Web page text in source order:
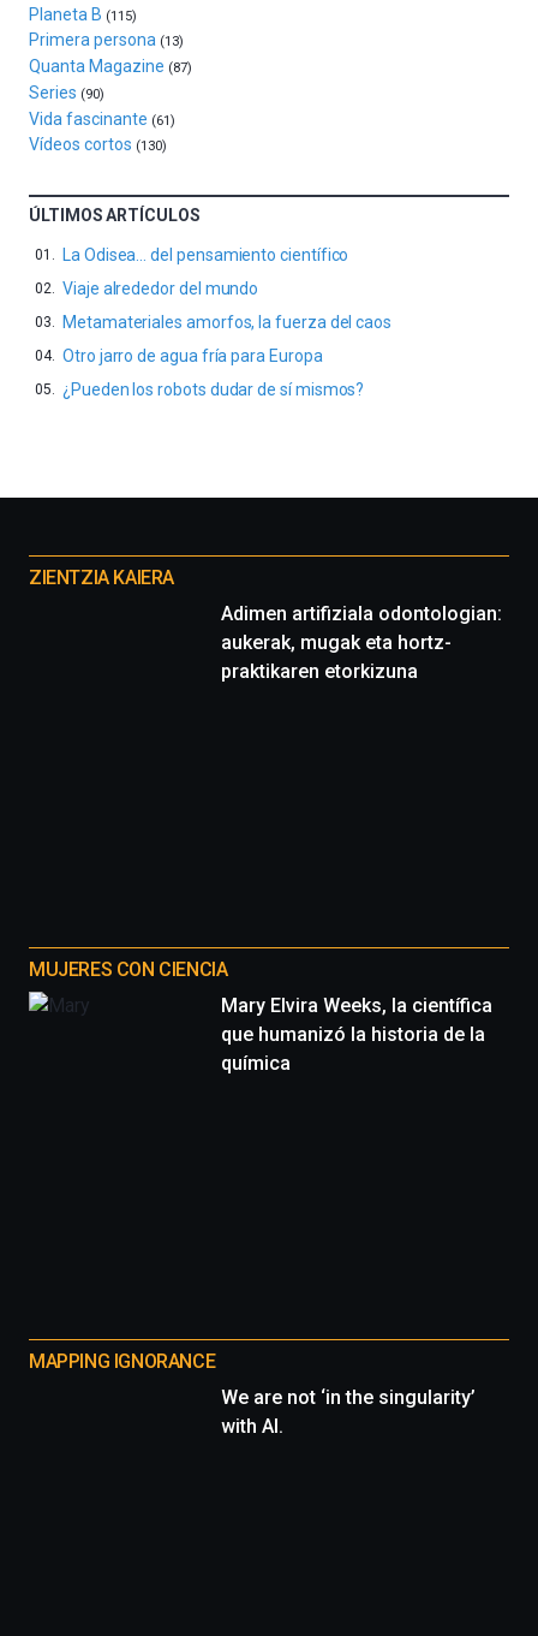
4
de
octubre.
La
iniciativa,
organizada
Cátedra…
Planeta B (115)
Primera persona (13)
Quanta Magazine (87)
Series (90)
Vida fascinante (61)
Vídeos cortos (130)
ÚLTIMOS ARTÍCULOS
La Odisea… del pensamiento científico
Viaje alrededor del mundo
Metamateriales amorfos, la fuerza del caos
Otro jarro de agua fría para Europa
¿Pueden los robots dudar de sí mismos?
proyectos
ZIENTZIA KAIERA
Adimen artifiziala odontologian:
aukerak, mugak eta hortz-
praktikaren etorkizuna
MUJERES CON CIENCIA
Mary Elvira Weeks, la científica
que humanizó la historia de la
química
MAPPING IGNORANCE
We are not ‘in the singularity’
with AI.